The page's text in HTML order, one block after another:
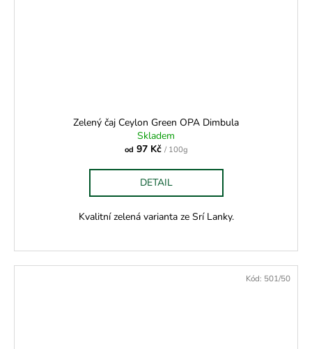
Zelený čaj Ceylon Green OPA Dimbula
Skladem
od 97 Kč / 100g
DETAIL
Kvalitní zelená varianta ze Srí Lanky.
Kód: 501/50